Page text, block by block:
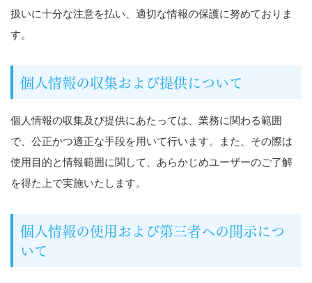
扱いに十分な注意を払い、適切な情報の保護に努めておりま
す。
個人情報の収集および提供について
個人情報の収集及び提供にあたっては、業務に関わる範囲
で、公正かつ適正な手段を用いて行います。また、その際は
使用目的と情報範囲に関して、あらかじめユーザーのご了解
を得た上で実施いたします。
個人情報の使用および第三者への開示につ
いて